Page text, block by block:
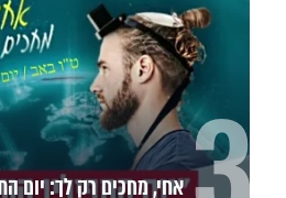
אחי, מחכים רק לך: יום